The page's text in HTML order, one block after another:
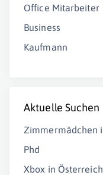
Office Mitarbeiter
Business
Kaufmann
Aktuelle Suchen
Zimmermädchen
Phd
Xbox in Österreich